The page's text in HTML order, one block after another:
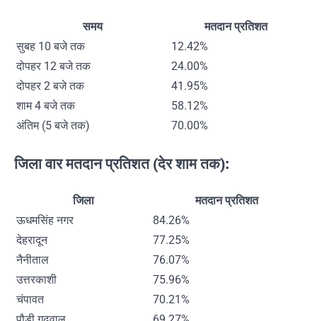
समय
मतदान प्रतिशत
सुबह 10 बजे तक
12.42%
दोपहर 12 बजे तक
24.00%
दोपहर 2 बजे तक
41.95%
शाम 4 बजे तक
58.12%
अंतिम (5 बजे तक)
70.00%
जिला वार मतदान प्रतिशत (देर शाम तक):
जिला
मतदान प्रतिशत
ऊधमसिंह नगर
84.26%
देहरादून
77.25%
नैनीताल
76.07%
उत्तरकाशी
75.96%
चंपावत
70.21%